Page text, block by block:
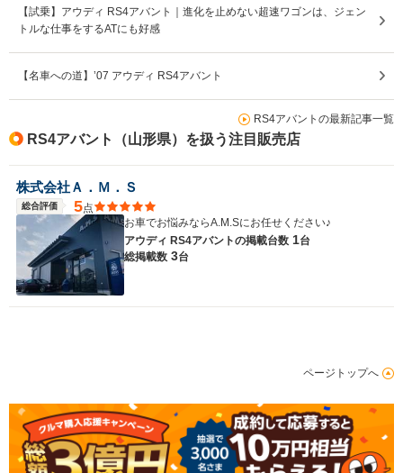
【試乗】アウディ RS4アバント｜進化を止めない超速ワゴンは、ジェン
トルな仕事をするATにも好感
【名車への道】’07 アウディ RS4アバント
RS4アバントの最新記事一覧
RS4アバント（山形県）を扱う注目販売店
株式会社Ａ．Ｍ．Ｓ
総合評価 5点
お車でお悩みならA.M.Sにお任せください♪
アウディ RS4アバントの掲載台数 1台
総掲載数 3台
ページトップへ